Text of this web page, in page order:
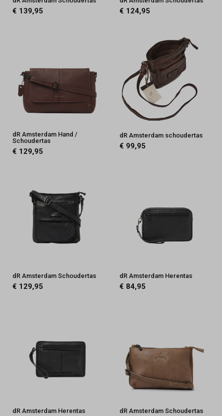
€ 139,95 € 124,95
dR Amsterdam Hand /
Schoudertas
€ 129,95
dR Amsterdam schoudertas
€ 99,95
dR Amsterdam Schoudertas
€ 129,95
dR Amsterdam Herentas
€ 84,95
dR Amsterdam Herentas dR Amsterdam Schoudertas